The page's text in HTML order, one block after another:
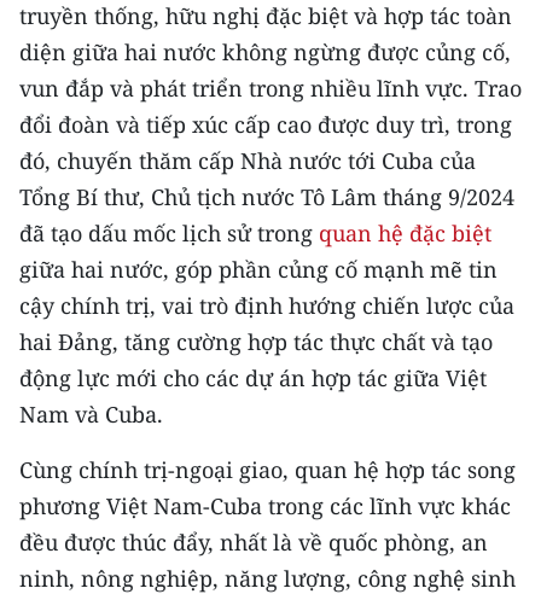
CHƯƠNG TRÌNH OCOP - MỖI XÃ
MỘT SẢN PHẨM
RADIO
MEDIA CENTER
E-Magazine
Video
Media Chính trị
Media Kinh tế
Media Văn hóa
Media Xã hội
Media Pháp luật
truyền thống, hữu nghị đặc biệt và hợp tác toàn
diện giữa hai nước không ngừng được củng cố,
vun đắp và phát triển trong nhiều lĩnh vực. Trao
đổi đoàn và tiếp xúc cấp cao được duy trì, trong
đó, chuyến thăm cấp Nhà nước tới Cuba của
Tổng Bí thư, Chủ tịch nước Tô Lâm tháng 9/2024
đã tạo dấu mốc lịch sử trong quan hệ đặc biệt
giữa hai nước, góp phần củng cố mạnh mẽ tin
cậy chính trị, vai trò định hướng chiến lược của
hai Đảng, tăng cường hợp tác thực chất và tạo
động lực mới cho các dự án hợp tác giữa Việt
Nam và Cuba.
Cùng chính trị-ngoại giao, quan hệ hợp tác song
phương Việt Nam-Cuba trong các lĩnh vực khác
đều được thúc đẩy, nhất là về quốc phòng, an
ninh, nông nghiệp, năng lượng, công nghệ sinh